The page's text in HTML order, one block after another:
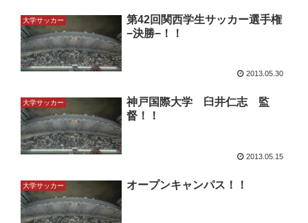
大学サッカー
第42回関西学生サッカー選手権
−決勝−！！
2013.05.30
大学サッカー
神戸国際大学 臼井仁志 監
督！！
2013.05.15
大学サッカー オープンキャンパス！！